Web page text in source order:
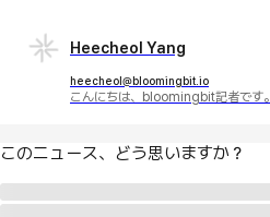
Heecheol Yang
heecheol@bloomingbit.io
こんにちは、bloomingbit記者です。
このニュース、どう思いますか？